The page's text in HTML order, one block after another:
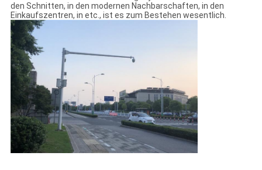
den Schnitten, in den modernen Nachbarschaften, in den
Einkaufszentren, in etc., ist es zum Bestehen wesentlich.